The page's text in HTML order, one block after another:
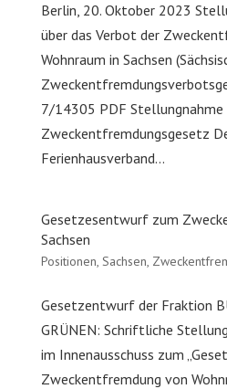
Berlin, 20. Oktober 2023
über das Verbot der
Wohnraum in Sachsen
7/14305 PDF Stellungnahme
Zweckentfremdungsgesetz
Ferienhausverband...
Gesetzesentwurf zum
Sachsen
Positionen, Sachsen,
Gesetzentwurf der Fraktion
GRÜNEN: Schriftliche
im Innenausschuss zum
Zweckentfremdung von